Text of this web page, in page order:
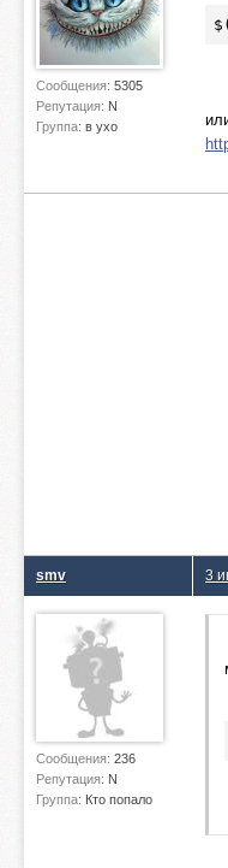
Сообщения: 5305
Репутация: N
Группа: в ухо
smv
Сообщения: 236
Репутация: N
Группа: Кто попало
3